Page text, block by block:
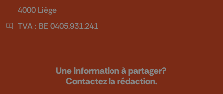
4000 Liège
TVA : BE 0405.931.241
Une information à partager?
Contactez la rédaction.